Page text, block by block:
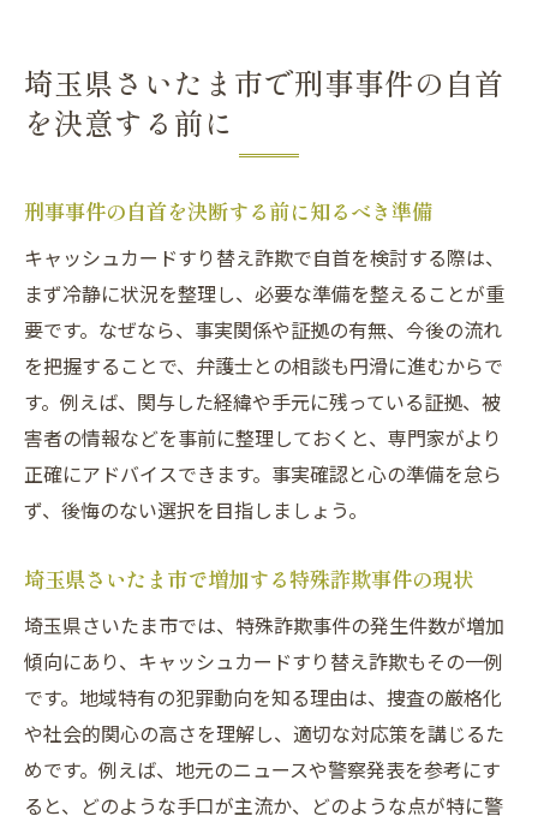
詐欺事件で自首した方の体験談とアドバイ
ス
刑事事件の自首を成功させるための準備と注意
点
刑事事件の自首成功に向けた事前準備とは
キャッシュカード詐欺で必要な証拠や資料
の整理
弁護士と連携した自首手続きの進め方
特殊詐欺事件で失敗しない注意点を押さえ
る
埼玉県の特殊詐欺対策を活用した防犯知識
自首後の刑事事件対応で大切なポイント
ト体制
刑事事件で後悔しない自首の判断基準とは
キャッシュカード詐欺の自首後に受けられ
る支援
弁護士が提供する専門的なサポート体制
自首の選択肢と今後の生活再建への道筋
埼玉県さいたま市で刑事事件の自首
を決意する前に
刑事事件の自首を決断する前に知るべき準備
キャッシュカードすり替え詐欺で自首を検討する際は、
まず冷静に状況を整理し、必要な準備を整えることが重
要です。なぜなら、事実関係や証拠の有無、今後の流れ
を把握することで、弁護士との相談も円滑に進むからで
す。例えば、関与した経緯や手元に残っている証拠、被
害者の情報などを事前に整理しておくと、専門家がより
正確にアドバイスできます。事実確認と心の準備を怠ら
ず、後悔のない選択を目指しましょう。
埼玉県さいたま市で増加する特殊詐欺事件の現状
埼玉県さいたま市では、特殊詐欺事件の発生件数が増加
傾向にあり、キャッシュカードすり替え詐欺もその一例
です。地域特有の犯罪動向を知る理由は、捜査の厳格化
や社会的関心の高さを理解し、適切な対応策を講じるた
めです。例えば、地元のニュースや警察発表を参考にす
ると、どのような手口が主流か、どのような点が特に警